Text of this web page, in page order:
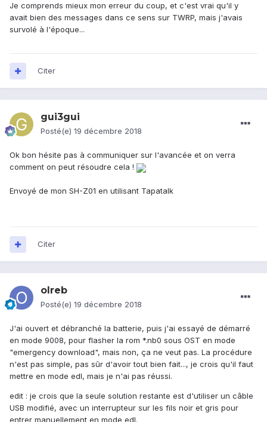
Je comprends mieux mon erreur du coup, et c'est vrai qu'il y
avait bien des messages dans ce sens sur TWRP, mais j'avais
survolé à l'époque...
Citer
gui3gui
Posté(e) 19 décembre 2018
Ok bon hésite pas à communiquer sur l'avancée et on verra
comment on peut résoudre cela !
Envoyé de mon SH-Z01 en utilisant Tapatalk
Citer
olreb
Posté(e) 19 décembre 2018
J'ai ouvert et débranché la batterie, puis j'ai essayé de démarré
en mode 9008, pour flasher la rom *.nb0 sous OST en mode
"emergency download", mais non, ça ne veut pas. La procédure
n'est pas simple, pas sûr d'avoir tout bien fait..., je crois qu'il faut
mettre en mode edl, mais je n'ai pas réussi.
edit : je crois que la seule solution restante est d'utiliser un câble
USB modifié, avec un interrupteur sur les fils noir et gris pour
entrer manuellement en mode edl.